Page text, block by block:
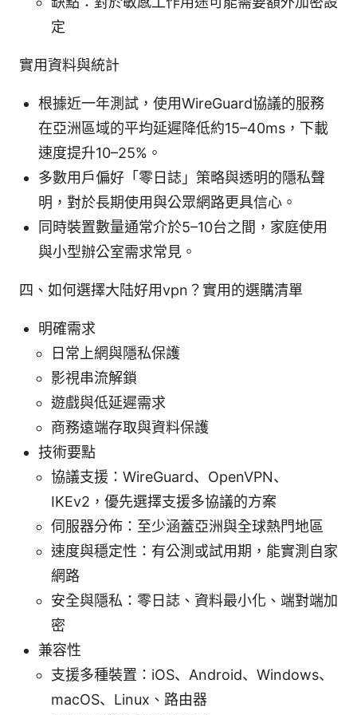
定
實用資料與統計
根據近一年測試，使用WireGuard協議的服務
在亞洲區域的平均延遲降低約15–40ms，下載
速度提升10–25%。
多數用戶偏好「零日誌」策略與透明的隱私聲
明，對於長期使用與公眾網路更具信心。
同時裝置數量通常介於5–10台之間，家庭使用
與小型辦公室需求常見。
四、如何選擇大陆好用vpn？實用的選購清單
明確需求
日常上網與隱私保護
影視串流解鎖
遊戲與低延遲需求
商務遠端存取與資料保護
技術要點
協議支援：WireGuard、OpenVPN、
IKEv2，優先選擇支援多協議的方案
伺服器分佈：至少涵蓋亞洲與全球熱門地區
速度與穩定性：有公測或試用期，能實測自家
網路
安全與隱私：零日誌、資料最小化、端對端加
密
兼容性
支援多種裝置：iOS、Android、Windows、
macOS、Linux、路由器